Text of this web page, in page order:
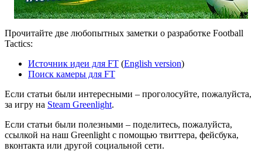
Прочитайте две любопытных заметки о разработке Football
Tactics:
Источник идеи для FT (English version)
Поиск камеры для FT
Если статьи были интересными – проголосуйте, пожалуйста,
за игру на Steam Greenlight.
Если статьи были полезными – поделитесь, пожалуйста,
ссылкой на наш Greenlight с помощью твиттера, фейсбука,
вконтакта или другой социальной сети.